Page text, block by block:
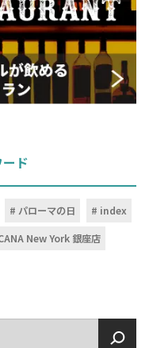
ド
パローマの日
index
New York 銀座店